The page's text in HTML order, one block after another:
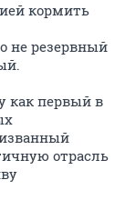
кормить
не резервный
как первый в
отрасль